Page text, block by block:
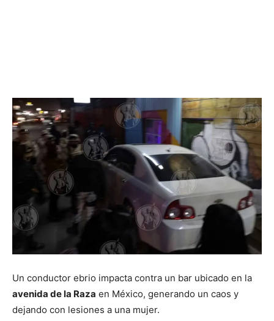
Un conductor ebrio impacta contra un bar ubicado en la
avenida de la Raza en México, generando un caos y
dejando con lesiones a una mujer.